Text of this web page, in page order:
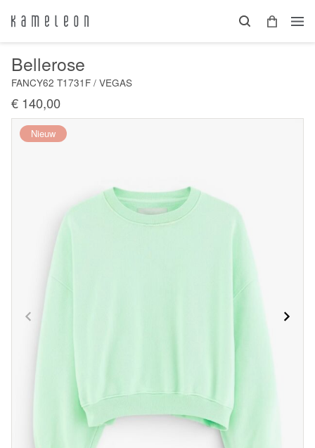
Bellerose
FANCY62 T1731F / VEGAS
€ 140,00
Nieuw